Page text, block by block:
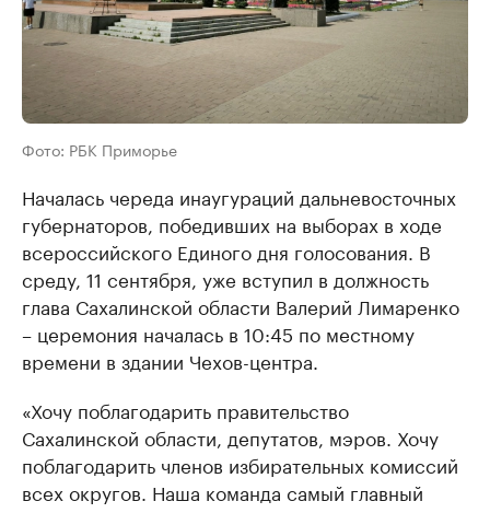
Фото: РБК Приморье
Началась череда инаугураций дальневосточных
губернаторов, победивших на выборах в ходе
всероссийского Единого дня голосования. В
среду, 11 сентября, уже вступил в должность
глава Сахалинской области Валерий Лимаренко
– церемония началась в 10:45 по местному
времени в здании Чехов-центра.
«Хочу поблагодарить правительство
Сахалинской области, депутатов, мэров. Хочу
поблагодарить членов избирательных комиссий
всех округов. Наша команда самый главный